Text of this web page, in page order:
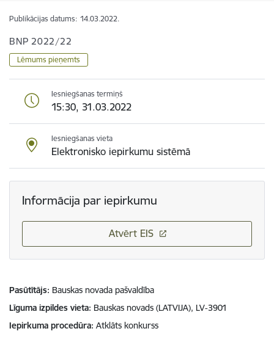
Publikācijas datums: 14.03.2022.
BNP 2022/22
Lēmums pieņemts
Iesniegšanas termiņš
15:30, 31.03.2022
Iesniegšanas vieta
Elektronisko iepirkumu sistēmā
Informācija par iepirkumu
Atvērt EIS
Pasūtītājs Bauskas novada pašvaldība
Līguma izpildes vieta Bauskas novads (LATVIJA), LV-3901
Iepirkuma procedūra Atklāts konkurss